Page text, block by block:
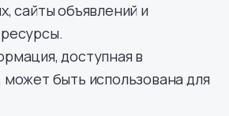
сайты объявлений и
доступная в
быть использована для